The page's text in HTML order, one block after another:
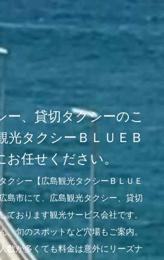
ー、貸切タクシーのこ
光タクシーＢＬＵＥＢ
お任せください。
クシー【広島観光タクシーＢＬＵＥ
島市にて、広島観光タクシー、貸切
ております観光サービス会社です。
、旬のスポットなど穴場もご案内。
数が多くても料金は意外にリーズナ